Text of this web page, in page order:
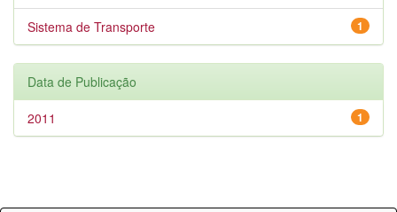
1
Sistema de Transporte
Data de Publicação
1
2011